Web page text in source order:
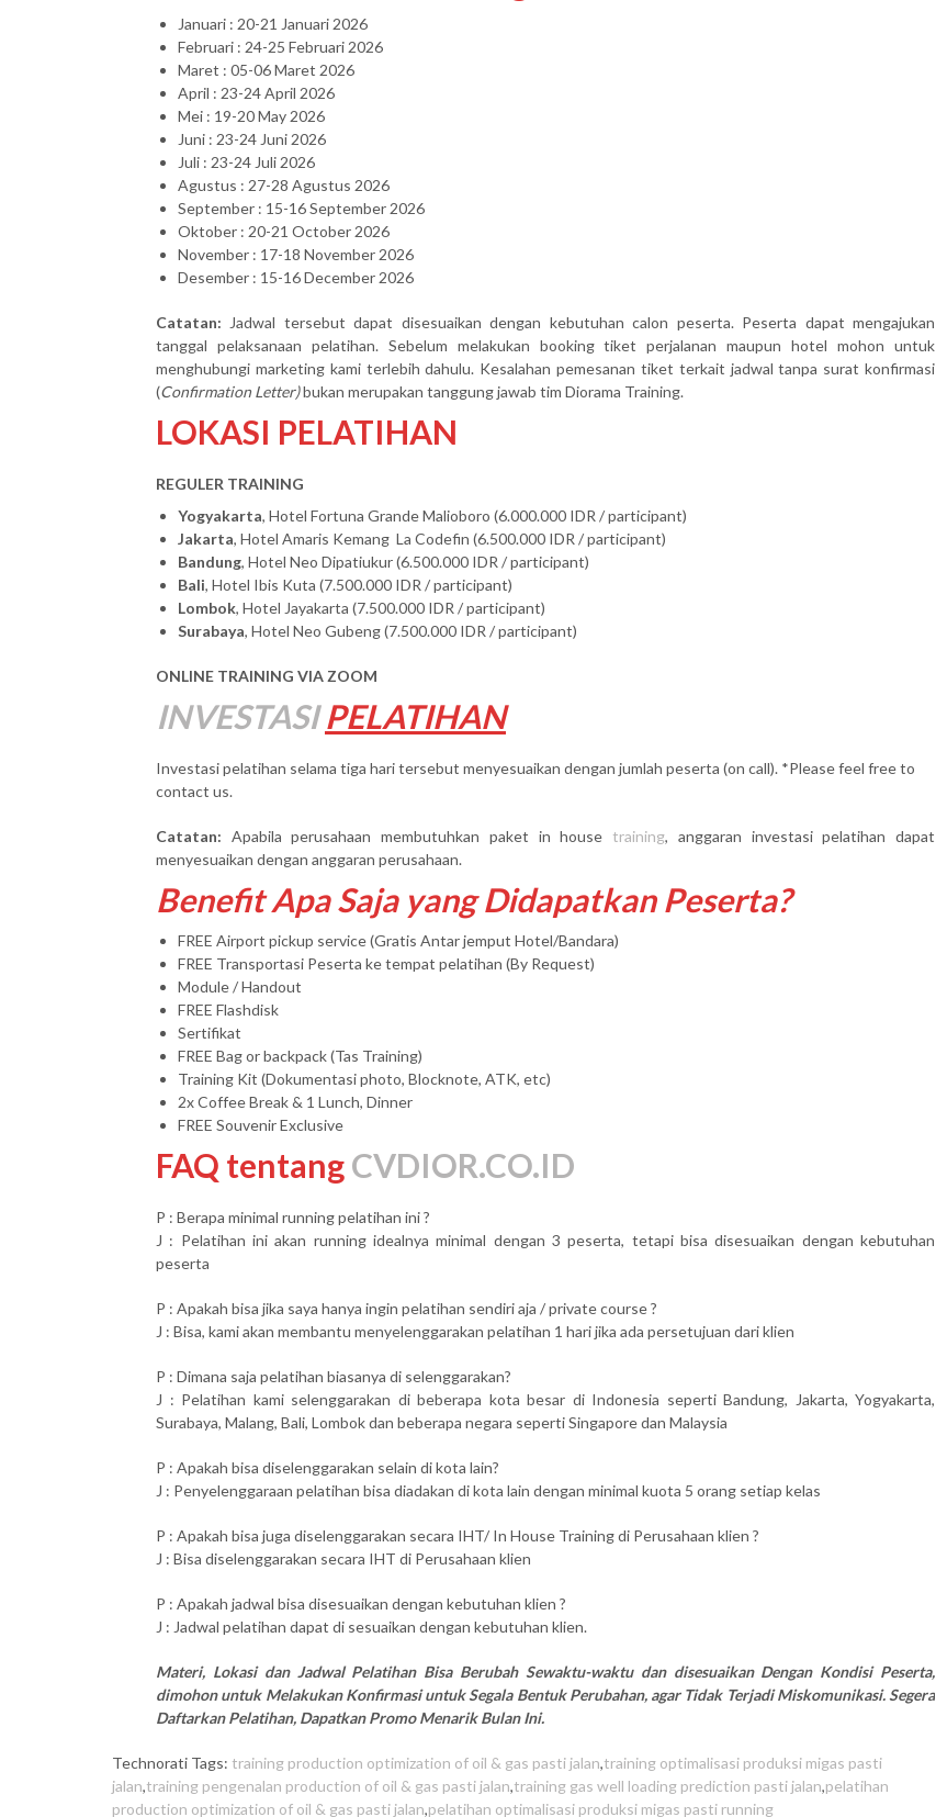
Januari : 20-21 Januari 2026
Februari : 24-25 Februari 2026
Maret : 05-06 Maret 2026
April : 23-24 April 2026
Mei : 19-20 May 2026
Juni : 23-24 Juni 2026
Juli : 23-24 Juli 2026
Agustus : 27-28 Agustus 2026
September : 15-16 September 2026
Oktober : 20-21 October 2026
November : 17-18 November 2026
Desember : 15-16 December 2026
Catatan: Jadwal tersebut dapat disesuaikan dengan kebutuhan calon peserta. Peserta dapat mengajukan
tanggal pelaksanaan pelatihan. Sebelum melakukan booking tiket perjalanan maupun hotel mohon untuk
menghubungi marketing kami terlebih dahulu. Kesalahan pemesanan tiket terkait jadwal tanpa surat konfirmasi
(Confirmation Letter)bukan merupakan tanggung jawab tim Diorama Training.
LOKASI PELATIHAN
REGULER TRAINING
Yogyakarta, Hotel Fortuna Grande Malioboro (6.000.000 IDR / participant)
Jakarta, Hotel Amaris Kemang La Codefin (6.500.000 IDR / participant)
Bandung, Hotel Neo Dipatiukur (6.500.000 IDR / participant)
Bali, Hotel Ibis Kuta (7.500.000 IDR / participant)
Lombok, Hotel Jayakarta (7.500.000 IDR / participant)
Surabaya, Hotel Neo Gubeng (7.500.000 IDR / participant)
ONLINE TRAINING VIA ZOOM
INVESTASI PELATIHAN
Investasi pelatihan selama tiga hari tersebut menyesuaikan dengan jumlah peserta (on call). *Please feel free to
contact us.
Catatan: Apabila perusahaan membutuhkan paket in house training, anggaran investasi pelatihan dapat
menyesuaikan dengan anggaran perusahaan.
Benefit Apa Saja yang Didapatkan Peserta?
FREE Airport pickup service (Gratis Antar jemput Hotel/Bandara)
FREE Transportasi Peserta ke tempat pelatihan (By Request)
Module / Handout
FREE Flashdisk
Sertifikat
FREE Bag or backpack (Tas Training)
Training Kit (Dokumentasi photo, Blocknote, ATK, etc)
2x Coffee Break & 1 Lunch, Dinner
FREE Souvenir Exclusive
FAQ tentangCVDIOR.CO.ID
P : Berapa minimal running pelatihan ini ?
J : Pelatihan ini akan running idealnya minimal dengan 3 peserta, tetapi bisa disesuaikan dengan kebutuhan
peserta
P : Apakah bisa jika saya hanya ingin pelatihan sendiri aja / private course ?
J : Bisa, kami akan membantu menyelenggarakan pelatihan 1 hari jika ada persetujuan dari klien
P : Dimana saja pelatihan biasanya di selenggarakan?
J : Pelatihan kami selenggarakan di beberapa kota besar di Indonesia seperti Bandung, Jakarta, Yogyakarta,
Surabaya, Malang, Bali, Lombok dan beberapa negara seperti Singapore dan Malaysia
P : Apakah bisa diselenggarakan selain di kota lain?
J : Penyelenggaraan pelatihan bisa diadakan di kota lain dengan minimal kuota 5 orang setiap kelas
P : Apakah bisa juga diselenggarakan secara IHT/ In House Training di Perusahaan klien ?
J : Bisa diselenggarakan secara IHT di Perusahaan klien
P : Apakah jadwal bisa disesuaikan dengan kebutuhan klien ?
J : Jadwal pelatihan dapat di sesuaikan dengan kebutuhan klien.
Materi, Lokasi dan Jadwal Pelatihan Bisa Berubah Sewaktu-waktu dan disesuaikan Dengan Kondisi Peserta,
dimohon untuk Melakukan Konfirmasi untuk Segala Bentuk Perubahan, agar Tidak Terjadi Miskomunikasi. Segera
Daftarkan Pelatihan, Dapatkan Promo Menarik Bulan Ini.
Technorati Tags: training production optimization of oil & gas pasti jalan,training optimalisasi produksi migas pasti
jalan,training pengenalan production of oil & gas pasti jalan,training gas well loading prediction pasti jalan,pelatihan
production optimization of oil & gas pasti jalan,pelatihan optimalisasi produksi migas pasti running